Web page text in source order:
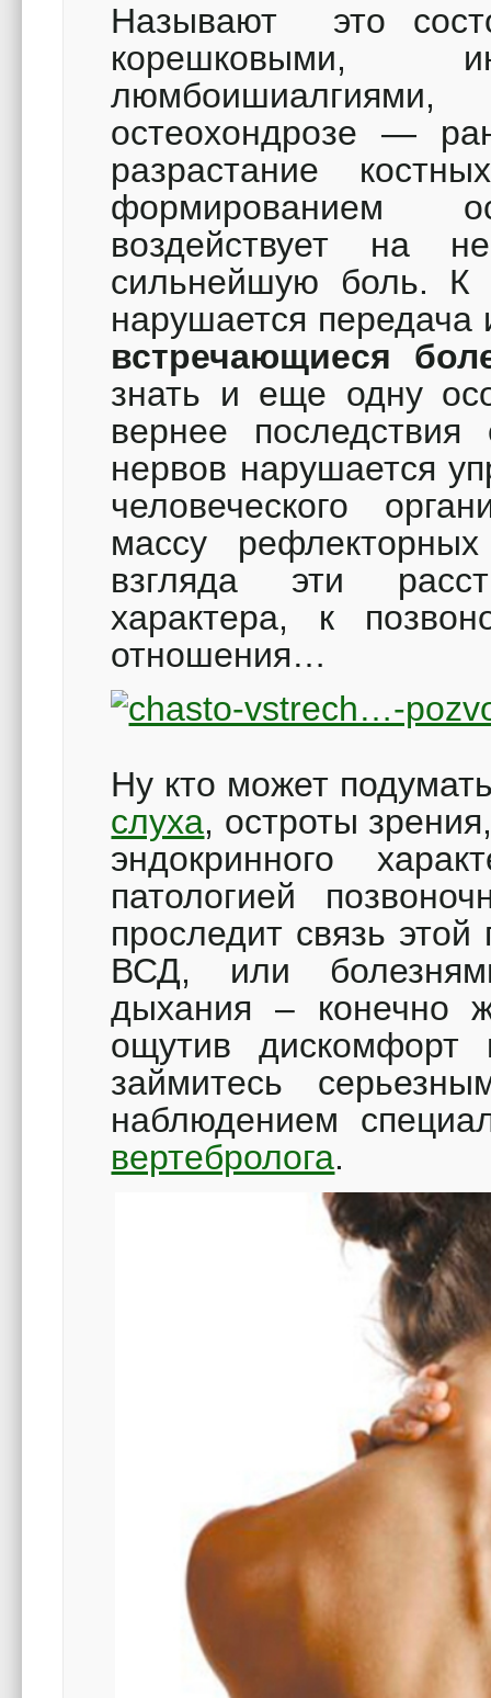
Называют это
остеохондрозе —
разрастание
формированием
воздействует на
сильнейшую боль. К
нарушается
встречающиеся
знать и еще одну
вернее
нервов нарушается
человеческого
массу
взгляда эти
характера, к
отношения…
Ну кто может
слуха, остроты
эндокринного
патологией
проследит связь
ВСД, или
дыхания – конечно
ощутив
займитесь
наблюдением
вертебролога.